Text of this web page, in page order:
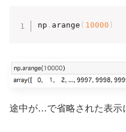
np . arange ( 10000 )
途中が…で省略された表示